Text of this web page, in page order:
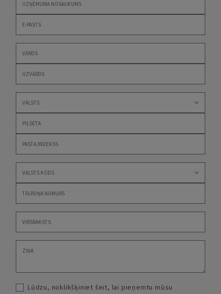
Lūdzu, noklikšķiniet šeit, lai pieņemtu mūsu